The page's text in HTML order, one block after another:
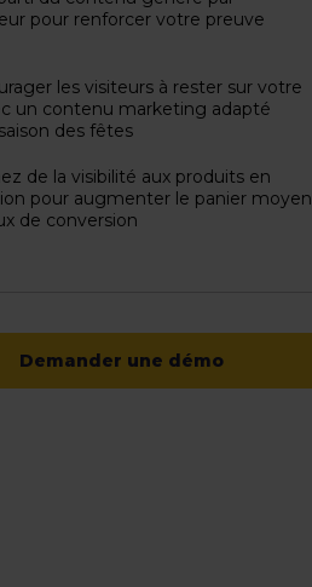
pour renforcer votre preuve
les visiteurs à rester sur votre
un contenu marketing adapté
des fêtes
de la visibilité aux produits en
pour augmenter le panier moyen
de conversion
Demander une démo